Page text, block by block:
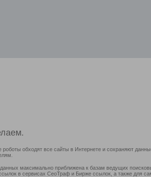
обходят все сайты в Интернете и сохраняют
максимально приближена к базам ведущих
в сервисах СеоТраф и Бирже ссылок, а также для